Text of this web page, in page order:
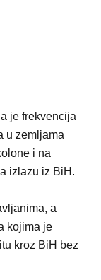
je frekvencija
u zemljama
i na
izlazu iz BiH.
a
kojima je
kroz BiH bez